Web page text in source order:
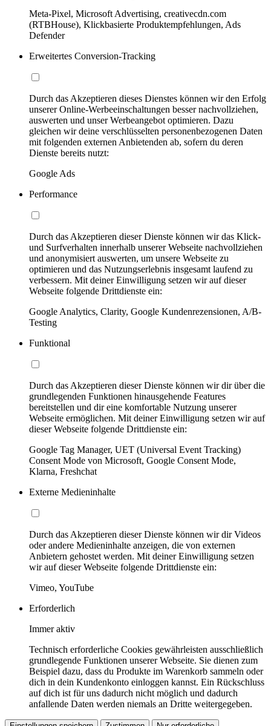
Meta-Pixel, Microsoft Advertising, creativecdn.com
(RTBHouse), Klickbasierte Produktempfehlungen, Ads
Defender
Erweitertes Conversion-Tracking
Durch das Akzeptieren dieses Dienstes können wir den Erfolg
unserer Online-Werbeeinschaltungen besser nachvollziehen,
auswerten und unser Werbeangebot optimieren. Dazu
gleichen wir deine verschlüsselten personenbezogenen Daten
mit folgenden externen Anbietenden ab, sofern du deren
Dienste bereits nutzt:
Google Ads
Performance
Durch das Akzeptieren dieser Dienste können wir das Klick-
und Surfverhalten innerhalb unserer Webseite nachvollziehen
und anonymisiert auswerten, um unsere Webseite zu
optimieren und das Nutzungserlebnis insgesamt laufend zu
verbessern. Mit deiner Einwilligung setzen wir auf dieser
Webseite folgende Drittdienste ein:
Google Analytics, Clarity, Google Kundenrezensionen, A/B-
Testing
Funktional
Durch das Akzeptieren dieser Dienste können wir dir über die
grundlegenden Funktionen hinausgehende Features
bereitstellen und dir eine komfortable Nutzung unserer
Webseite ermöglichen. Mit deiner Einwilligung setzen wir auf
dieser Webseite folgende Drittdienste ein:
Google Tag Manager, UET (Universal Event Tracking)
Consent Mode von Microsoft, Google Consent Mode,
Klarna, Freshchat
Externe Medieninhalte
Durch das Akzeptieren dieser Dienste können wir dir Videos
oder andere Medieninhalte anzeigen, die von externen
Anbietern gehostet werden. Mit deiner Einwilligung setzen
wir auf dieser Webseite folgende Drittdienste ein:
Vimeo, YouTube
Erforderlich
Immer aktiv
Technisch erforderliche Cookies gewährleisten ausschließlich
grundlegende Funktionen unserer Webseite. Sie dienen zum
Beispiel dazu, dass du Produkte im Warenkorb sammeln oder
dich in dein Kundenkonto einloggen kannst. Ein Rückschluss
auf dich ist für uns dadurch nicht möglich und dadurch
anfallende Daten werden niemals an Dritte weitergegeben.